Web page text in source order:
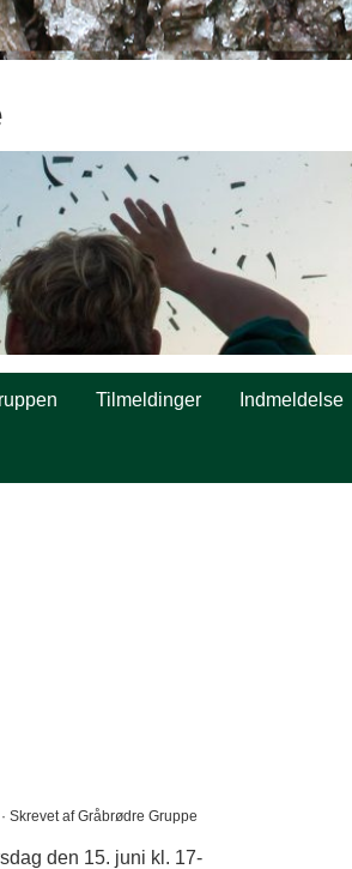
Tilmeldinger Indmeldelse
· Skrevet af Gråbrødre Gruppe
den 15. juni kl. 17-